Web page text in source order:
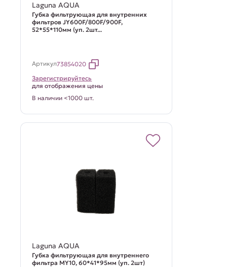
Laguna AQUA
Губка фильтрующая для внутренних
фильтров JY600F/800F/900F,
52*55*110мм (уп. 2шт...
Артикул73854020
Зарегистрируйтесь
для отображения цены
В наличии <1000 шт.
Laguna AQUA
Губка фильтрующая для внутреннего
фильтра MY10, 60*41*95мм (уп. 2шт)